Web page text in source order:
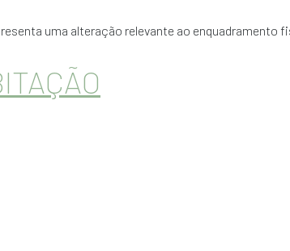
uma alteração relevante ao enquadramento